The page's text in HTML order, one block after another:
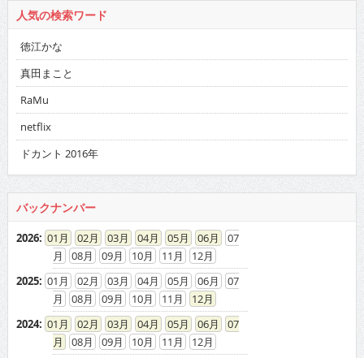
人気の検索ワード
徳江かな
真田まこと
RaMu
netflix
ドカント 2016年
バックナンバー
2026: 01 02 03 04 05 06
07
08
09 10 11
12
2025: 01 02 03 04 05 06
07
08
09 10 11
12
2024: 01 02 03 04 05 06
07
08
09 10 11
12